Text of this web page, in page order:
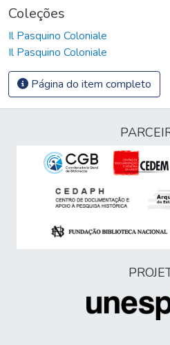
Coleções
Il Pasquino Coloniale
Il Pasquino Coloniale
Página do item completo